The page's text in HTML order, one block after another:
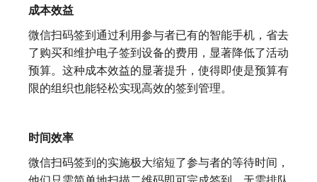
成本效益
微信扫码签到通过利用参与者已有的智能手机，省去
了购买和维护电子签到设备的费用，显著降低了活动
预算。这种成本效益的显著提升，使得即使是预算有
限的组织也能轻松实现高效的签到管理。
时间效率
微信扫码签到的实施极大缩短了参与者的等待时间，